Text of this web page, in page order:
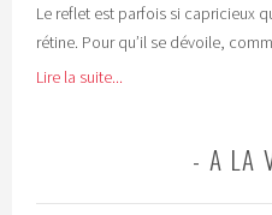
Le reflet est parfois si capricieux
rétine. Pour qu’il se dévoile,
Lire la suite...
A LA